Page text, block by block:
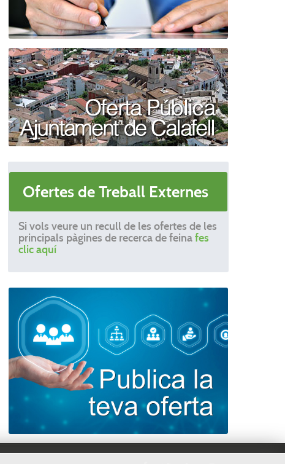
Ofertes de Treball Externes
Si vols veure un recull de les ofertes de les
principals pàgines de recerca de feinafes
clic aquí